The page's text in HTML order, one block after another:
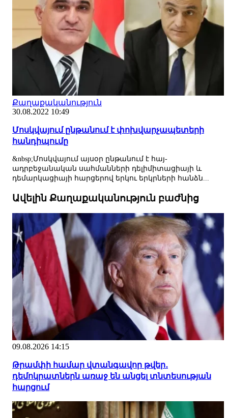
Քաղաքականություն
30.08.2022 10:49
Մոսկվայում ընթանում է փոխվարչապետերի
հանդիպումը
&nbsp;Մոսկվայում այսօր ընթանում է հայ-
ադրբեջանական սահմանների դելիմիտացիայի և
դեմարկացիայի հարցերով երկու երկրների հանձն...
Ավելին Քաղաքականություն բաժնից
09.08.2026 14:15
Թրամփի համար վտանգավոր թվեր․
դեմոկրատներն առաջ են անցել տնտեսության
հարցում